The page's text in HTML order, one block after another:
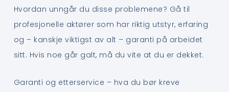
Hvordan unngår du disse problemene? Gå til
profesjonelle aktører som har riktig utstyr, erfaring
og – kanskje viktigst av alt – garanti på arbeidet
sitt. Hvis noe går galt, må du vite at du er dekket.
Garanti og etterservice – hva du bør kreve